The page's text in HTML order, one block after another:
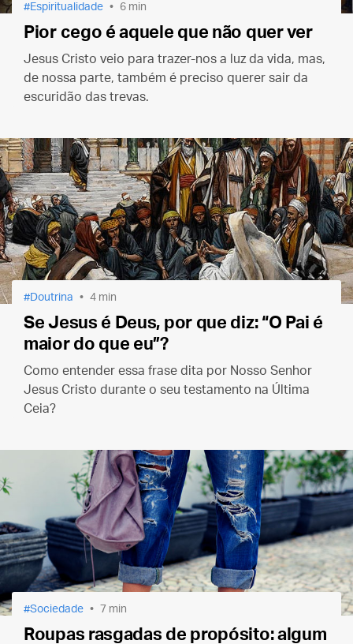
Espiritualidade 6 min
Pior cego é aquele que não quer ver
Jesus Cristo veio para trazer-nos a luz da vida, mas,
de nossa parte, também é preciso querer sair da
escuridão das trevas.
Doutrina 4 min
Se Jesus é Deus, por que diz: “O Pai é
maior do que eu”?
Como entender essa frase dita por Nosso Senhor
Jesus Cristo durante o seu testamento na Última
Ceia?
Sociedade 7 min
Roupas rasgadas de propósito: algum